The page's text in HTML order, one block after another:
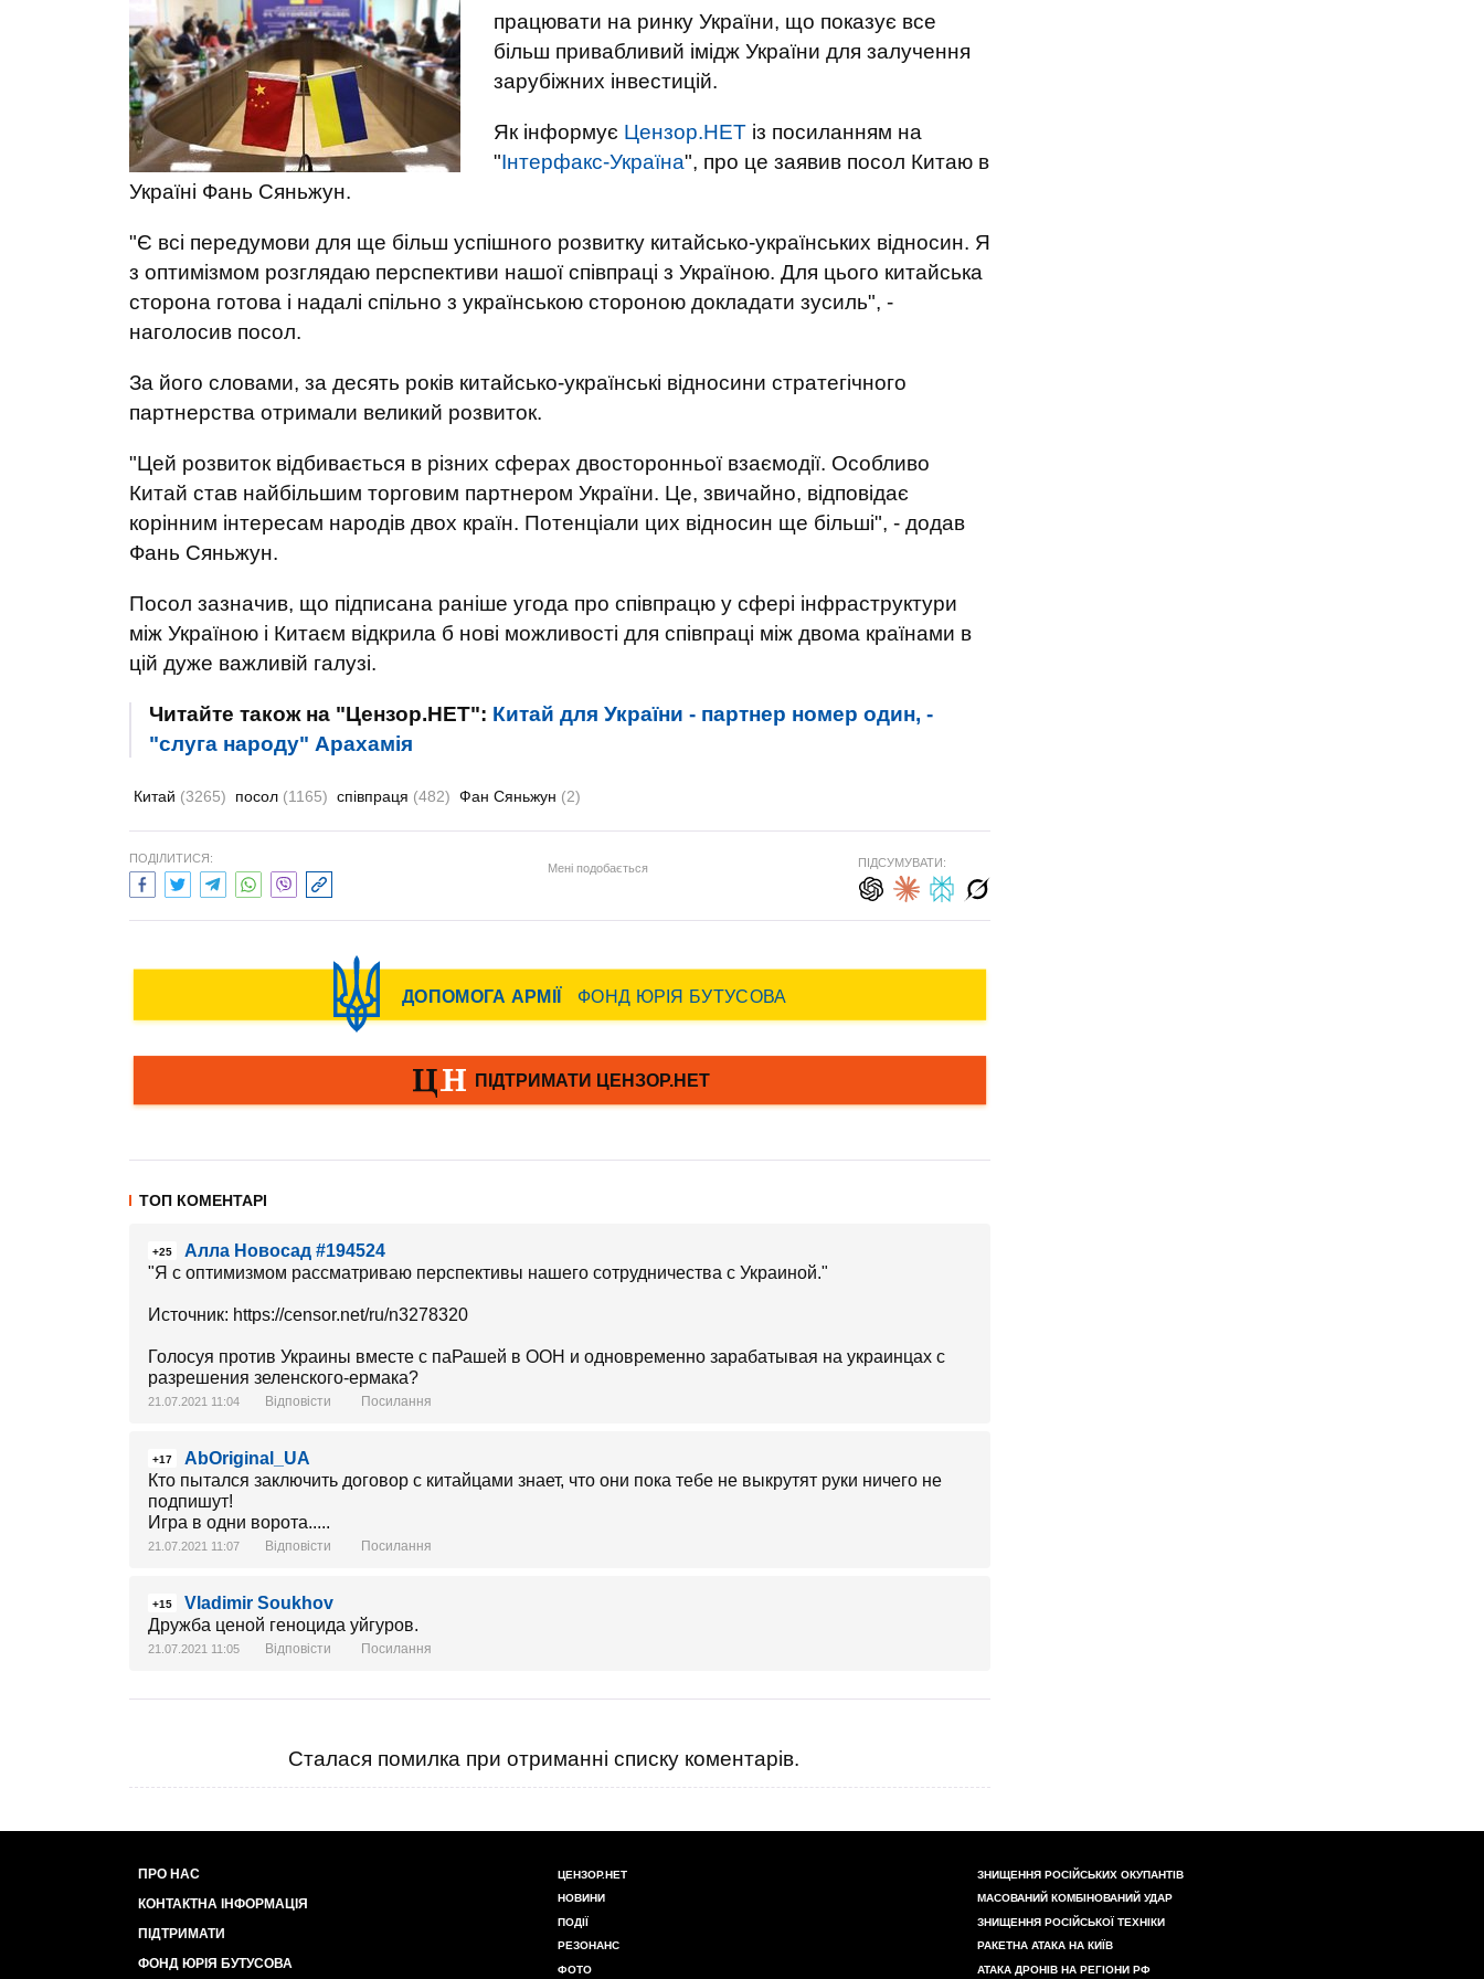
працювати на ринку України, що показує все
більш привабливий імідж України для залучення
зарубіжних інвестицій.
Як інформує Цензор.НЕТ із посиланням на
"Інтерфакс-Україна", про це заявив посол Китаю в
Україні Фань Сяньжун.
"Є всі передумови для ще більш успішного розвитку китайсько-українських відносин. Я
з оптимізмом розглядаю перспективи нашої співпраці з Україною. Для цього китайська
сторона готова і надалі спільно з українською стороною докладати зусиль", -
наголосив посол.
За його словами, за десять років китайсько-українські відносини стратегічного
партнерства отримали великий розвиток.
"Цей розвиток відбивається в різних сферах двосторонньої взаємодії. Особливо
Китай став найбільшим торговим партнером України. Це, звичайно, відповідає
корінним інтересам народів двох країн. Потенціали цих відносин ще більші", - додав
Фань Сяньжун.
Посол зазначив, що підписана раніше угода про співпрацю у сфері інфраструктури
між Україною і Китаєм відкрила б нові можливості для співпраці між двома країнами в
цій дуже важливій галузі.
Читайте також на "Цензор.НЕТ": Китай для України - партнер номер один, -
"слуга народу" Арахамія
Китай (3265) посол (1165) співпраця (482) Фан Сяньжун (2)
ПОДІЛИТИСЯ:
Мені подобається ПІДСУМУВАТИ:
ТОП КОМЕНТАРІ
+25
Алла Новосад #194524
"Я с оптимизмом рассматриваю перспективы нашего сотрудничества с Украиной."
Источник: https://censor.net/ru/n3278320
Голосуя против Украины вместе с паРашей в ООН и одновременно зарабатывая на украинцах с
разрешения зеленского-ермака?
21.07.2021 11:04 Відповісти Посилання
+17
AbOriginal_UA
Кто пытался заключить договор с китайцами знает, что они пока тебе не выкрутят руки ничего не
подпишут!
Игра в одни ворота.....
21.07.2021 11:07 Відповісти Посилання
+15
Vladimir Soukhov
Дружба ценой геноцида уйгуров.
21.07.2021 11:05 Відповісти Посилання
Сталася помилка при отриманні списку коментарів.
ПРО НАС
КОНТАКТНА ІНФОРМАЦІЯ
ПІДТРИМАТИ
ФОНД ЮРІЯ БУТУСОВА
ЦЕНЗОР.НЕТ
НОВИНИ
ПОДІЇ
РЕЗОНАНС
ФОТО
ЗНИЩЕННЯ РОСІЙСЬКИХ ОКУПАНТІВ
МАСОВАНИЙ КОМБІНОВАНИЙ УДАР
ЗНИЩЕННЯ РОСІЙСЬКОЇ ТЕХНІКИ
РАКЕТНА АТАКА НА КИЇВ
АТАКА ДРОНІВ НА РЕГІОНИ РФ